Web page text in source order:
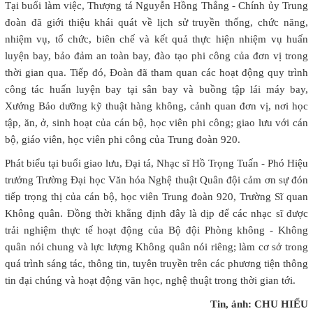
Tại buổi làm việc, Thượng tá Nguyễn Hồng Thắng - Chính ủy Trung
đoàn đã giới thiệu khái quát về lịch sử truyền thống, chức năng,
nhiệm vụ, tổ chức, biên chế và kết quả thực hiện nhiệm vụ huấn
luyện bay, bảo đảm an toàn bay, đào tạo phi công của đơn vị trong
thời gian qua. Tiếp đó, Đoàn đã tham quan các hoạt động quy trình
công tác huấn luyện bay tại sân bay và buồng tập lái máy bay,
Xưởng Bảo dưỡng kỹ thuật hàng không, cảnh quan đơn vị, nơi học
tập, ăn, ở, sinh hoạt của cán bộ, học viên phi công; giao lưu với cán
bộ, giáo viên, học viên phi công của Trung đoàn 920.
Phát biểu tại buổi giao lưu, Đại tá, Nhạc sĩ Hồ Trọng Tuấn - Phó Hiệu
trưởng Trường Đại học Văn hóa Nghệ thuật Quân đội cảm ơn sự đón
tiếp trọng thị của cán bộ, học viên Trung đoàn 920, Trường Sĩ quan
Không quân. Đồng thời khẳng định đây là dịp để các nhạc sĩ được
trải nghiệm thực tế hoạt động của Bộ đội Phòng không - Không
quân nói chung và lực lượng Không quân nói riêng; làm cơ sở trong
quá trình sáng tác, thông tin, tuyên truyền trên các phương tiện thông
tin đại chúng và hoạt động văn học, nghệ thuật trong thời gian tới.
Tin, ảnh: CHU HIẾU